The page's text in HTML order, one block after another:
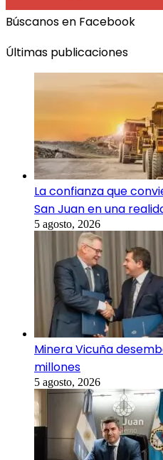
Búscanos en Facebook
Últimas publicaciones
La confianza que
San Juan en una
5 agosto, 2026
Minera Vicuña
millones
5 agosto, 2026